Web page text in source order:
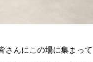
さんにこの場に集まって